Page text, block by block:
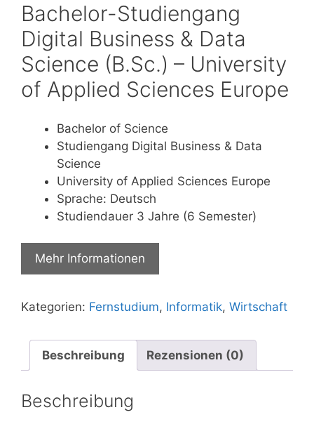
Bachelor-Studiengang
Digital Business & Data
Science (B.Sc.) – University
of Applied Sciences Europe
Bachelor of Science
Studiengang Digital Business & Data
Science
University of Applied Sciences Europe
Sprache: Deutsch
Studiendauer 3 Jahre (6 Semester)
Mehr Informationen
Kategorien: Fernstudium, Informatik, Wirtschaft
Beschreibung Rezensionen (0)
Beschreibung